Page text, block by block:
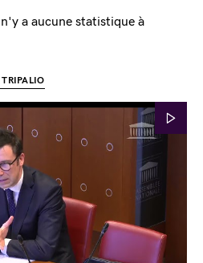
a aucune statistique à